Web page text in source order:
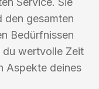
den gesamten
Bedürfnissen
du wertvolle Zeit
Aspekte deines